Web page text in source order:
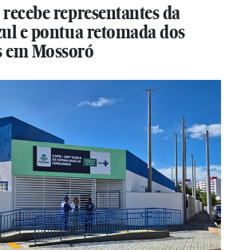
representantes da
e pontua retomada dos
em Mossoró